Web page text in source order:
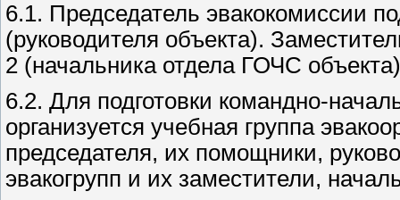
6.1. Председатель эвакокомиссии
(руководителя объекта).
2 (начальника отдела ГОЧС
6.2. Для подготовки командно-
организуется учебная группа
председателя, их помощники,
эвакогрупп и их заместители,